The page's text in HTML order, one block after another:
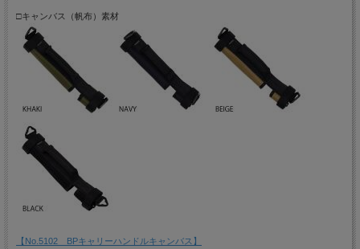
□キャンバス（帆布）素材
【No.5102 BPキャリーハンドルキャンバス】